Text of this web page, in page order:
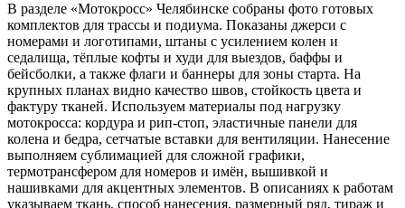
В разделе «Мотокросс» Челябинске собраны фото готовых
комплектов для трассы и подиума. Показаны джерси с
номерами и логотипами, штаны с усилением колен и
седалища, тёплые кофты и худи для выездов, баффы и
бейсболки, а также флаги и баннеры для зоны старта. На
крупных планах видно качество швов, стойкость цвета и
фактуру тканей. Используем материалы под нагрузку
мотокросса: кордура и рип-стоп, эластичные панели для
колена и бедра, сетчатые вставки для вентиляции. Нанесение
выполняем сублимацией для сложной графики,
термотрансфером для номеров и имён, вышивкой и
нашивками для акцентных элементов. В описаниях к работам
указываем ткань, способ нанесения, размерный ряд, тираж и